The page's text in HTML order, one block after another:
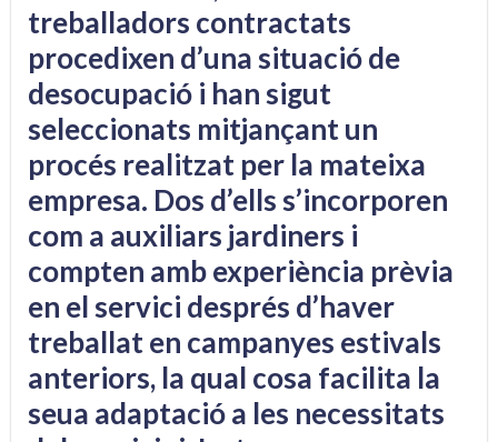
treballadors contractats
procedixen d’una situació de
desocupació i han sigut
seleccionats mitjançant un
procés realitzat per la mateixa
empresa. Dos d’ells s’incorporen
com a auxiliars jardiners i
compten amb experiència prèvia
en el servici després d’haver
treballat en campanyes estivals
anteriors, la qual cosa facilita la
seua adaptació a les necessitats